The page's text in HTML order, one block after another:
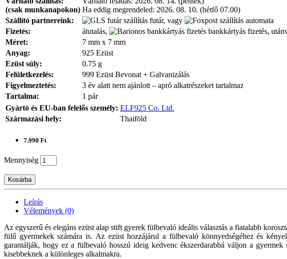
(csak munkanapokon) Ha eddig megrendeled: 2026. 08. 10. (hétfő 07.00)
Szállító partnereink:
futár, vagy
automata
Fizetés:
átutalás,
bankkártyás fizetés,
Méret:
7 mm x 7 mm
Anyag:
925 Ezüst
Ezüst súly:
0.75 g
Felületkezelés:
999 Ezüst Bevonat + Galvanizálás
Figyelmeztetés:
3 év alatt nem ajánlott – apró alkatrészeket tartalmaz
Tartalma:
1 pár
Gyártó és EU-ban felelős személy: ELF925 Co. Ltd.
Származási hely:
Thaiföld
7.990 Ft
Mennyiség
Kosárba
Leírás
Vélemények (0)
Az egyszerű és elegáns ezüst alap stift gyerek fülbevaló ideális választás a fiatalabb
fülű gyermekek számára is. Az ezüst hozzájárul a fülbevaló könnyedségéhez és
garantálják, hogy ez a fülbevaló hosszú ideig kedvenc ékszerdarabbá váljon a
kisebbeknek a különleges alkalmakra.